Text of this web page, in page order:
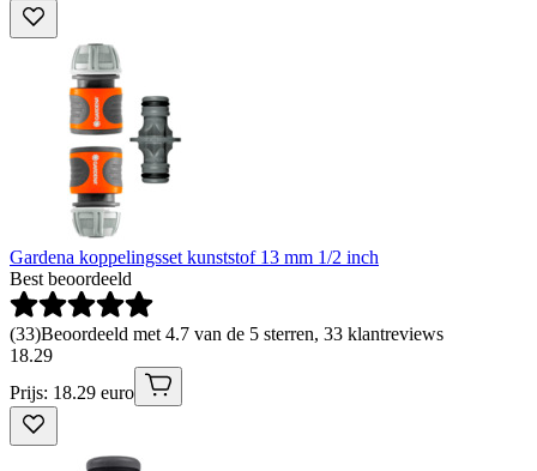
Gardena koppelingsset kunststof 13 mm 1/2 inch
Best beoordeeld
(33)Beoordeeld met 4.7 van de 5 sterren, 33 klantreviews
18.29
Prijs: 18.29 euro